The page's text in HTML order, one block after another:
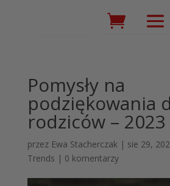
Wyszukiwarka
produktów
Pomysły na
podziękowania
rodziców – 2023
przez Ewa Stacherczak| sie 29,
Trends | 0 komentarzy